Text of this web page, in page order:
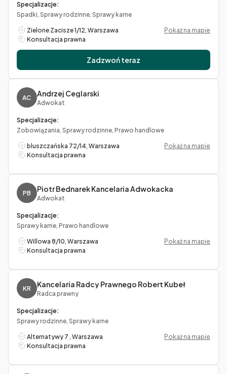
Specjalizacje:
Spadki, Sprawy rodzinne, Sprawy karne
Zielone Zacisze 1/12, Warszawa
Pokaż na mapie
Konsultacja prawna
Zadzwoń teraz
AC Andrzej Ceglarski
Adwokat
Specjalizacje:
Zobowiązania, Sprawy rodzinne, Prawo handlowe
bluszczańska 72/14, Warszawa
Pokaż na mapie
Konsultacja prawna
PB Piotr Bednarek Kancelaria Adwokacka
Adwokat
Specjalizacje:
Sprawy karne, Prawo handlowe
Willowa 8/10, Warszawa
Pokaż na mapie
Konsultacja prawna
KR Kancelaria Radcy Prawnego Robert Kubeł
Radca prawny
Specjalizacje:
Sprawy rodzinne, Sprawy karne
Alternatywy 7 , Warszawa
Pokaż na mapie
Konsultacja prawna